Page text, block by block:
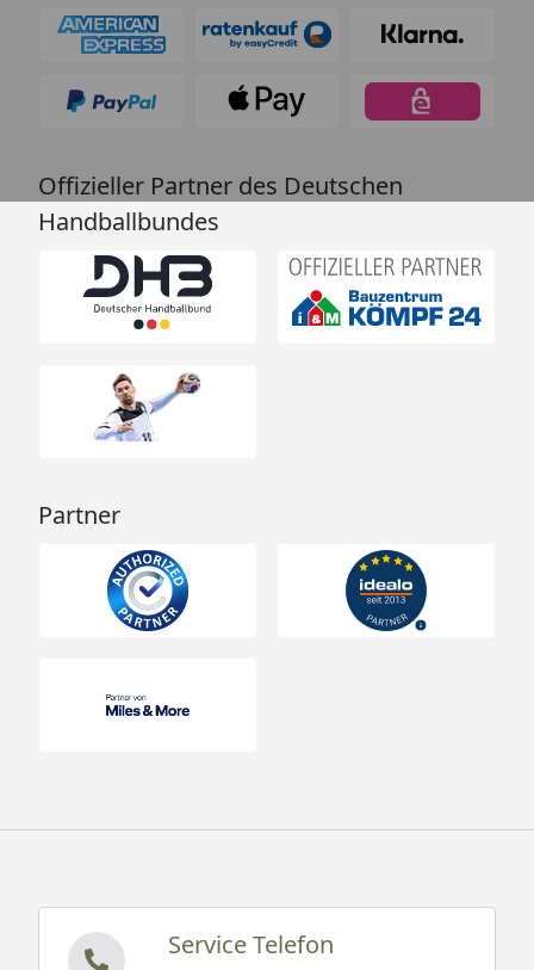
Offizieller Partner des Deutschen
Handballbundes
Partner
Service Telefon